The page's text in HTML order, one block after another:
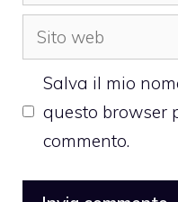
Sito
web
Salva il mio
questo browser
commento.